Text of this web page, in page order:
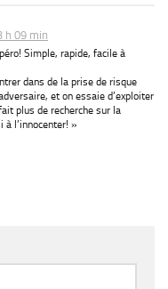
h 09 min
Simple, rapide, facile à
dans de la prise de risque
et on essaie d’exploiter
plus de recherche sur la
à l’innocenter! »